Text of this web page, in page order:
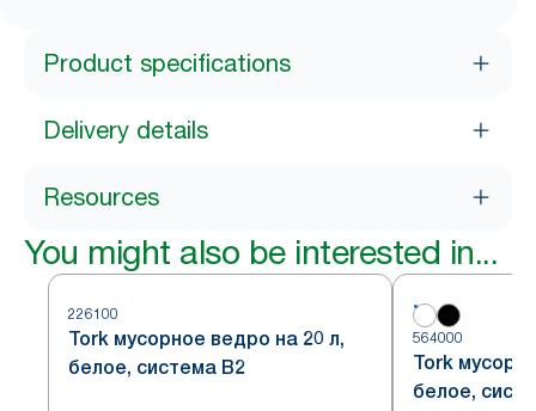
Product specifications
Delivery details
Resources
You might also be interested in...
226100
Tork мусорное ведро на 20 л,
белое, система B2
564000
Tork
белое,